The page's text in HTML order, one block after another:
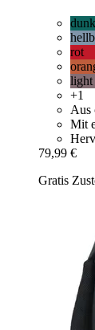
rot
light
+1
Aus
Mit
79,99 €
Gratis